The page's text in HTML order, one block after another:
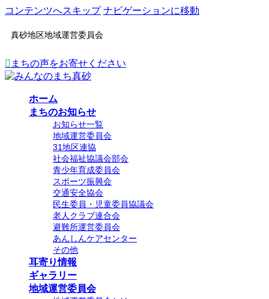
コンテンツへスキップ ナビゲーションに移動
真砂地区地域運営委員会
まちの声をお寄せください
ホーム
まちのお知らせ
お知らせ一覧
地域運営委員会
31地区連協
社会福祉協議会部会
青少年育成委員会
スポーツ振興会
交通安全協会
民生委員・児童委員協議会
老人クラブ連合会
避難所運営委員会
あんしんケアセンター
その他
耳寄り情報
ギャラリー
地域運営委員会